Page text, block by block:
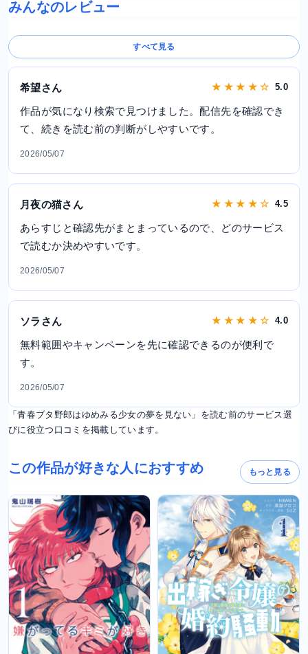
みんなのレビュー
すべて見る
希望さん ★ ★ ★ ★ ☆ 5.0
作品が気になり検索で見つけました。配信先を確認でき
て、続きを読む前の判断がしやすいです。
2026/05/07
月夜の猫さん ★ ★ ★ ★ ☆ 4.5
あらすじと確認先がまとまっているので、どのサービス
で読むか決めやすいです。
2026/05/07
ソラさん ★ ★ ★ ★ ☆ 4.0
無料範囲やキャンペーンを先に確認できるのが便利で
す。
2026/05/07
「青春ブタ野郎はゆめみる少女の夢を見ない」を読む前のサービス選
びに役立つ口コミを掲載しています。
この作品が好きな人におすすめ もっと見る